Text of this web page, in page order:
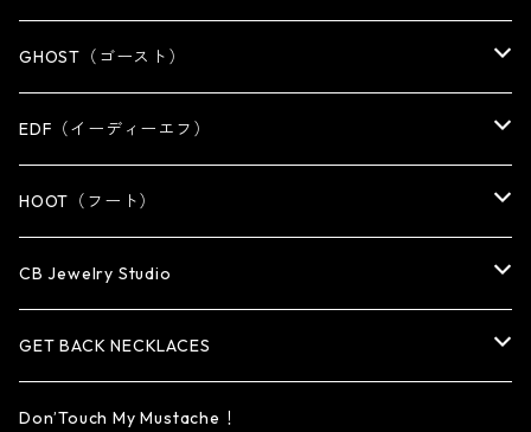
KEY CHAIN
WALLET CHAIN
WALLET・CARD CASE
HAT・CAP
OTHER
WALLET
WALLET CHAIN
KEY CHAIN
OTHER ITEM
reMIC
OTHER
EARRING
RING
EARRING
PENDANT
NECKLACE
BRACELET
KEY CHAIN
GHOST（ゴースト）
RING
EARRING
PENDANT
NECKLACE
BRACELET
EDF（イーディーエフ）
RING
PENDANT
CUFF・BANGLE
HOOT（フート）
RING
EARRING
PENDANT
CB Jewelry Studio
RING
EARRING・EAR CUFF
GET BACK NECKLACES
ORIGINAL COLLECTION
Don’Touch My Mustache！